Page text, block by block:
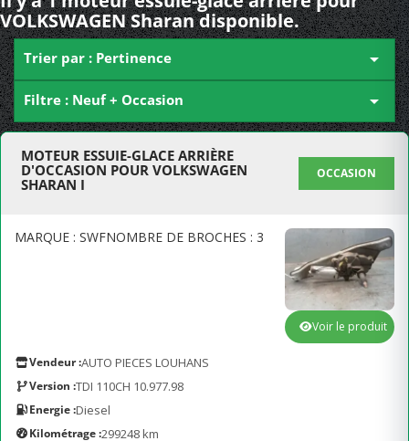
VOLKSWAGEN Sharan disponible.
Trier par : Pertinence 
Filtre : Neuf + Occasion 
MOTEUR ESSUIE-GLACE ARRIÈRE
D'OCCASION POUR VOLKSWAGEN
SHARAN I
OCCASION
MARQUE : SWFNOMBRE DE BROCHES : 3
Vendeur :AUTO PIECES LOUHANS
Version :TDI 110CH 10.977.98
Energie :Diesel
Kilométrage :299248 km
Voir le produit